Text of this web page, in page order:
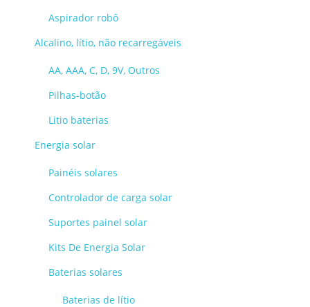
Aspirador robô
Alcalino, lítio, não recarregáveis
AA, AAA, C, D, 9V, Outros
Pilhas-botão
Litio baterias
Energia solar
Painéis solares
Controlador de carga solar
Suportes painel solar
Kits De Energia Solar
Baterias solares
Baterias de lítio